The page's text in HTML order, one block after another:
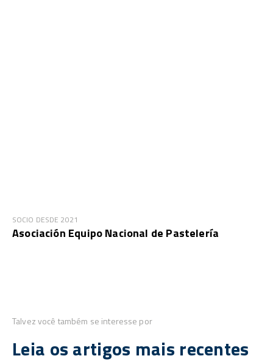
SOCIO DESDE 2021
Asociación Equipo Nacional de Pastelería
Talvez você também se interesse por
Leia os artigos mais recentes